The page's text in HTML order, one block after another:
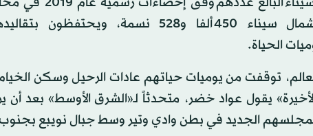
106 آلاف و866 نسمة، وفي محافظة شمال سيناء 450 ألفا
الحياة.
توقفت من يوميات حياتهم عادات الرحيل وسكن
الغنم، تدريجياً خلال الـ40 عاماً الأخيرة» يقول عواد خضر، متحدثاً لـ«الشرق
الجديد في بطن وادي وتير وسط جبال نويبع